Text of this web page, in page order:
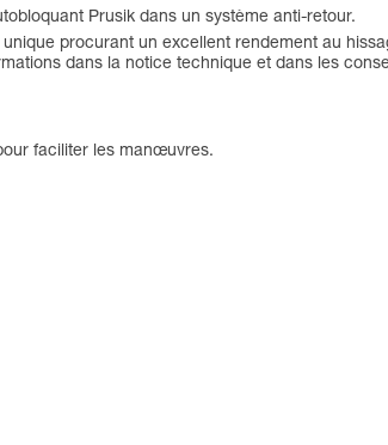
Prusik dans un système anti-retour.
procurant un excellent rendement au
dans la notice technique et dans les
faciliter les manœuvres.